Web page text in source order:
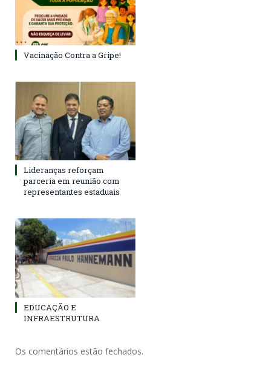
Vacinação Contra a Gripe!
Lideranças reforçam
parceria em reunião com
representantes estaduais
EDUCAÇÃO E
INFRAESTRUTURA
Os comentários estão fechados.